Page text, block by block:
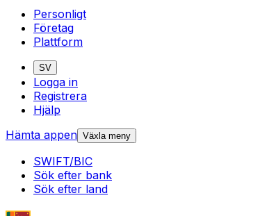
Personligt
Företag
Plattform
SV
Logga in
Registrera
Hjälp
Hämta appen Växla meny
SWIFT/BIC
Sök efter bank
Sök efter land